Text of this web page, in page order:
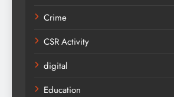
Crime
CSR Activity
digital
Education